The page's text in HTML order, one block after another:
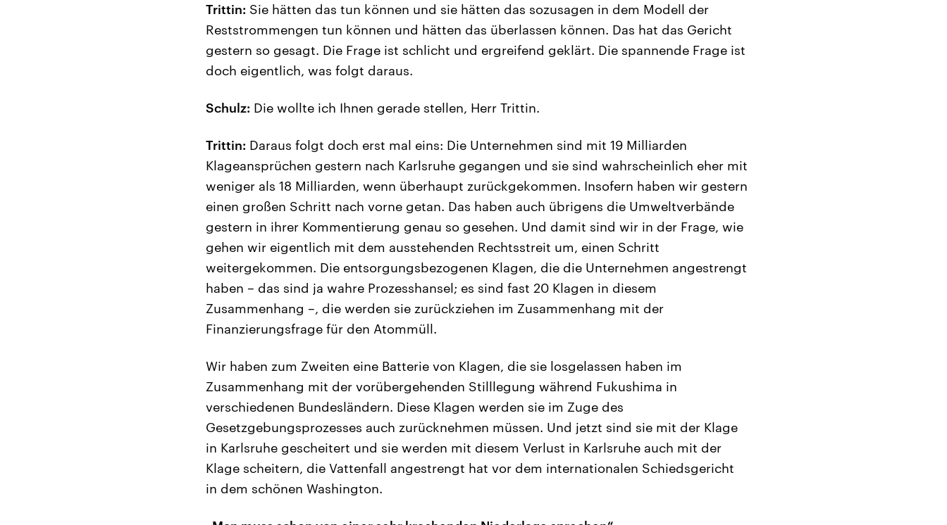
Trittin: Sie hätten das tun können und sie hätten das sozusagen in dem Modell der
Reststrommengen tun können und hätten das überlassen können. Das hat das Gericht
gestern so gesagt. Die Frage ist schlicht und ergreifend geklärt. Die spannende Frage ist
doch eigentlich, was folgt daraus.
Schulz: Die wollte ich Ihnen gerade stellen, Herr Trittin.
Trittin: Daraus folgt doch erst mal eins: Die Unternehmen sind mit 19 Milliarden
Klageansprüchen gestern nach Karlsruhe gegangen und sie sind wahrscheinlich eher mit
weniger als 18 Milliarden, wenn überhaupt zurückgekommen. Insofern haben wir gestern
einen großen Schritt nach vorne getan. Das haben auch übrigens die Umweltverbände
gestern in ihrer Kommentierung genau so gesehen. Und damit sind wir in der Frage, wie
gehen wir eigentlich mit dem ausstehenden Rechtsstreit um, einen Schritt
weitergekommen. Die entsorgungsbezogenen Klagen, die die Unternehmen angestrengt
haben – das sind ja wahre Prozesshansel; es sind fast 20 Klagen in diesem
Zusammenhang –, die werden sie zurückziehen im Zusammenhang mit der
Finanzierungsfrage für den Atommüll.
Wir haben zum Zweiten eine Batterie von Klagen, die sie losgelassen haben im
Zusammenhang mit der vorübergehenden Stilllegung während Fukushima in
verschiedenen Bundesländern. Diese Klagen werden sie im Zuge des
Gesetzgebungsprozesses auch zurücknehmen müssen. Und jetzt sind sie mit der Klage
in Karlsruhe gescheitert und sie werden mit diesem Verlust in Karlsruhe auch mit der
Klage scheitern, die Vattenfall angestrengt hat vor dem internationalen Schiedsgericht
in dem schönen Washington.